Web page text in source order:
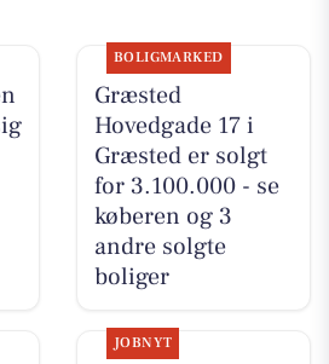
BOLIGMARKED
Græsted
Hovedgade 17 i
Græsted er solgt
for 3.100.000 - se
køberen og 3
andre solgte
boliger
JOBNYT